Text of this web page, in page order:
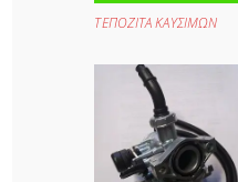
ΤΕΠΟΖΙΤΑ ΚΑΥΣΙΜΩΝ